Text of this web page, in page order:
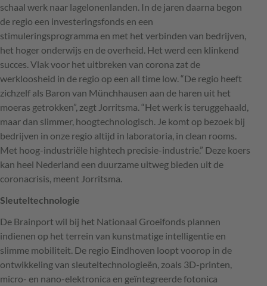
schaal werk naar lagelonenlanden. In de jaren daarna begon
de regio een investeringsfonds en een
stimuleringsprogramma en met het verbinden van bedrijven,
het hoger onderwijs en de overheid. Het werd een klinkend
succes. Vlak voor het uitbreken van corona zat de
werkloosheid in de regio op een all time low. “De regio heeft
zichzelf als Baron van Münchhausen aan de haren uit het
moeras getrokken”, zegt Jorritsma. “Het werk is teruggehaald,
maar dan slimmer, hoogtechnologisch. Je komt op bezoek bij
bedrijven in onze regio altijd in laboratoria, in clean rooms.
Met hoog-industriële hightech precisie-industrie.” Deze koers
kan heel Nederland een duurzame uitweg bieden uit de
coronacrisis, meent Jorritsma.
Sleuteltechnologie
De Brainport wil bij het Nationaal Groeifonds plannen
indienen op het terrein van kunstmatige intelligentie en
slimme mobiliteit. De regio Eindhoven loopt voorop in de
ontwikkeling van sleuteltechnologieën, zoals 3D-printen,
micro- en nano-elektronica en geïntegreerde fotonica